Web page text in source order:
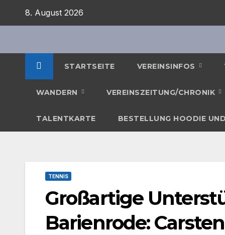
8. August 2026
STARTSEITE VEREINSINFOS
WANDERN VEREINSZEITUNG/CHRONIK
TALENTKARTE BESTELLUNG HOODIE
TENNIS
Großartige
Barienrode: